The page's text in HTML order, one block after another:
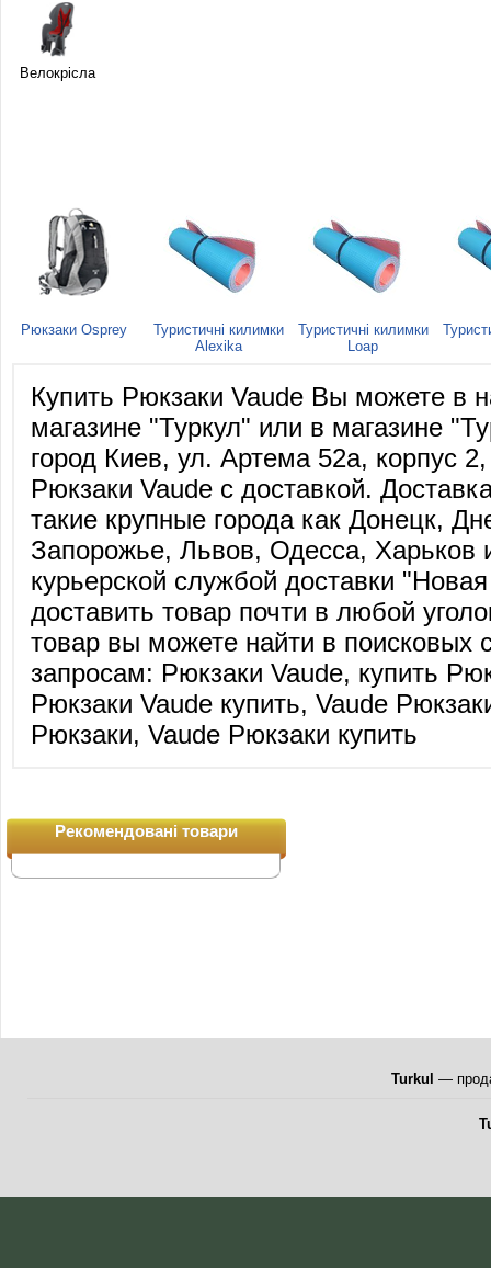
Велокрісла
Рюкзаки Osprey
Туристичні килимки
Alexika
Туристичні килимки
Loap
Купить Рюкзаки Vaude Вы можете в
магазине "Туркул" или в магазине
город Киев, ул. Артема 52а, корпус
Рюкзаки Vaude с доставкой.
такие крупные города как Донецк,
Запорожье, Львов, Одесса,
курьерской службой доставки
доставить товар почти в любой
товар вы можете найти в поисковых
запросам: Рюкзаки Vaude, купить
Рюкзаки Vaude купить, Vaude
Рюкзаки, Vaude Рюкзаки купить
Рекомендовані товари
Turkul —